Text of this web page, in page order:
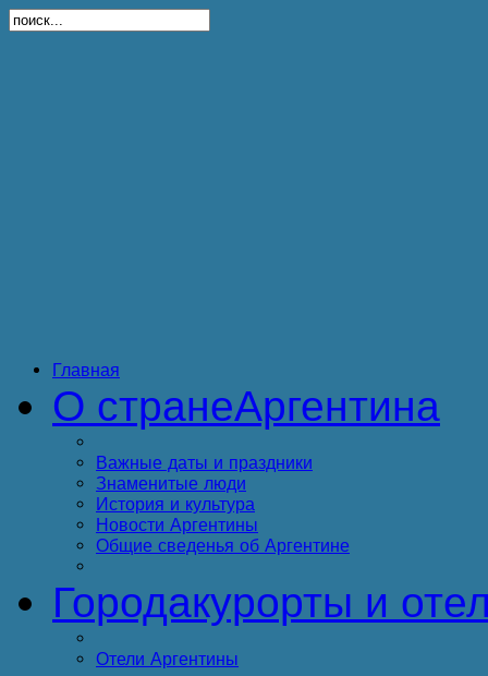
Главная
О странеАргентина
Важные даты и праздники
Знаменитые люди
История и культура
Новости Аргентины
Общие сведенья об Аргентине
Городакурорты и
Отели Аргентины